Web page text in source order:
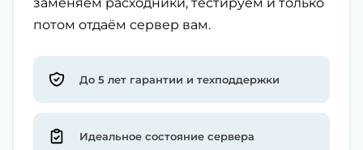
потом отдаём сервер вам.
До 5 лет гарантии и техподдержки
Идеальное состояние сервера